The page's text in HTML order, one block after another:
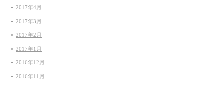
2017年4月
2017年3月
2017年2月
2017年1月
2016年12月
2016年11月